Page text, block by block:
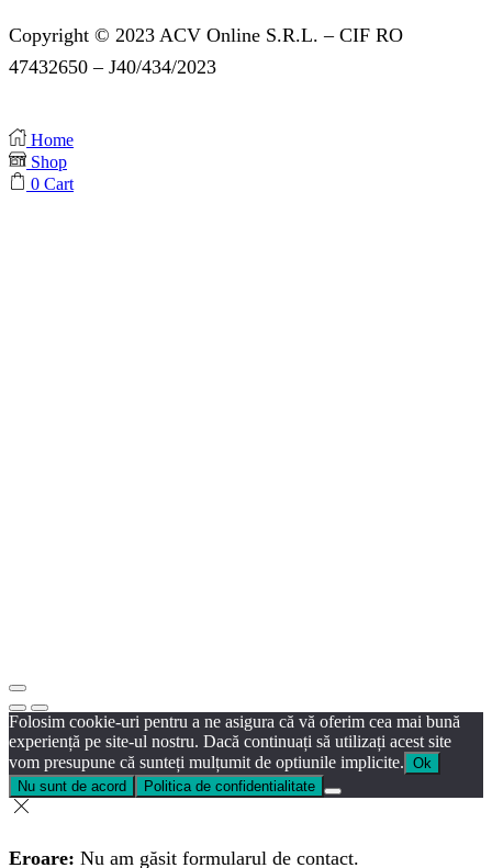
Copyright © 2023 ACV Online S.R.L. – CIF RO
47432650 – J40/434/2023
Home
Shop
0 Cart
Folosim cookie-uri pentru a ne asigura că vă oferim cea mai bună
experiență pe site-ul nostru. Dacă continuați să utilizați acest site
vom presupune că sunteți mulțumit de optiunile implicite. Ok
Nu sunt de acord
Politica de confidentialitate
Eroare: Nu am găsit formularul de contact.